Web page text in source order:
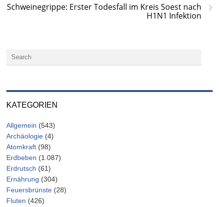
›
Schweinegrippe: Erster Todesfall im Kreis Soest nach
H1N1 Infektion
KATEGORIEN
Allgemein (543)
Archäologie (4)
Atomkraft (98)
Erdbeben (1.087)
Erdrutsch (61)
Ernährung (304)
Feuersbrünste (28)
Fluten (426)